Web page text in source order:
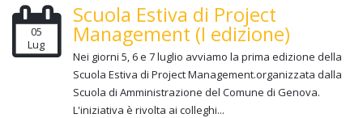
05
Lug
Scuola Estiva di Project
Management (I edizione)
Nei giorni 5, 6 e 7 luglio avviamo la prima edizione della
Scuola Estiva di Project Management.organizzata dalla
Scuola di Amministrazione del Comune di Genova.
L'iniziativa è rivolta ai colleghi...